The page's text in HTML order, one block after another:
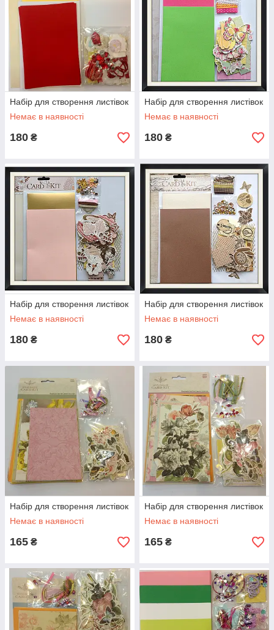
Набір для створення листівок
Немає в наявності
180 ₴
Набір для створення листівок
Немає в наявності
180 ₴
Набір для створення листівок
Немає в наявності
180 ₴
Набір для створення листівок
Немає в наявності
180 ₴
Набір для створення листівок
Немає в наявності
165 ₴
Набір для створення листівок
Немає в наявності
165 ₴